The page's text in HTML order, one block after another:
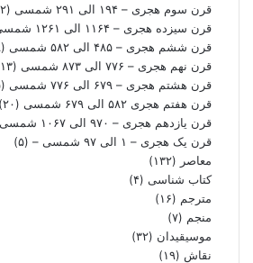
قرن سوم هجری – ۱۹۴ الی ۲۹۱ شمسی
(۱۲)
قرن سیزده هجری – ۱۱۶۴ الی ۱۲۶۱ شمسی
قرن ششم هجری – ۴۸۵ الی ۵۸۲ شمسی
(۲۸)
قرن نهم هجری – ۷۷۶ الی ۸۷۳ شمسی
(۱۳)
قرن هشتم هجری – ۶۷۹ الی ۷۷۶ شمسی
(۲۵)
قرن هفتم هجری ۵۸۲ الی ۶۷۹ شمسی
(۲۰)
قرن یازدهم هجری – ۹۷۰ الی ۱۰۶۷ شمسی
قرن یک هجری – ۱ الی ۹۷ شمسی –
(۵)
معاصر (۱۳۲)
کتاب شناسی (۴)
مترجم (۱۶)
منجم (۷)
موسیقیدان (۳۲)
نقاش (۱۹)